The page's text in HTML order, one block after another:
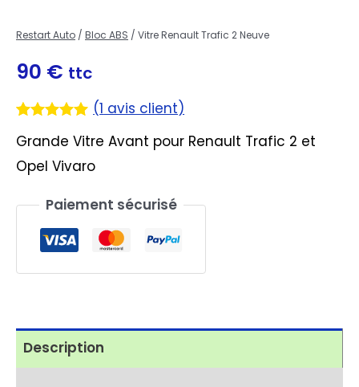
Restart Auto / Bloc ABS / Vitre Renault Trafic 2 Neuve
90 € ttc
sur 5
notation
(1 avis client)
Grande Vitre Avant pour Renault Trafic 2 et
Opel Vivaro
Paiement sécurisé
Description